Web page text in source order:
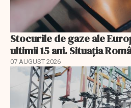
Stocurile de gaze ale
ultimii 15 ani. Situația
07 AUGUST 2026